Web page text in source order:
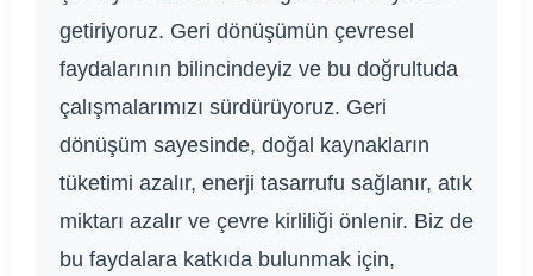
getiriyoruz. Geri dönüşümün çevresel
faydalarının bilincindeyiz ve bu doğrultuda
çalışmalarımızı sürdürüyoruz. Geri
dönüşüm sayesinde, doğal kaynakların
tüketimi azalır, enerji tasarrufu sağlanır, atık
miktarı azalır ve çevre kirliliği önlenir. Biz de
bu faydalara katkıda bulunmak için,